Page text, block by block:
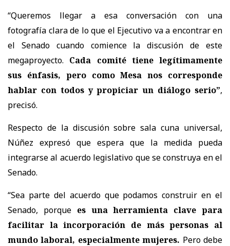
“Queremos llegar a esa conversación con una
fotografía clara de lo que el Ejecutivo va a encontrar en
el Senado cuando comience la discusión de este
megaproyecto. Cada comité tiene legítimamente
sus énfasis, pero como Mesa nos corresponde
hablar con todos y propiciar un diálogo serio”,
precisó.
Respecto de la discusión sobre sala cuna universal,
Núñez expresó que espera que la medida pueda
integrarse al acuerdo legislativo que se construya en el
Senado.
“Sea parte del acuerdo que podamos construir en el
Senado, porque es una herramienta clave para
facilitar la incorporación de más personas al
mundo laboral, especialmente mujeres. Pero debe